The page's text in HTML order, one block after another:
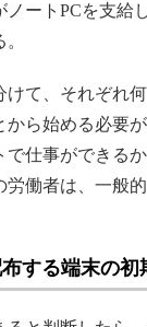
ートPCを支給
て、それぞれ
ら始める必要
仕事ができる
働者は、一般
する端末の初